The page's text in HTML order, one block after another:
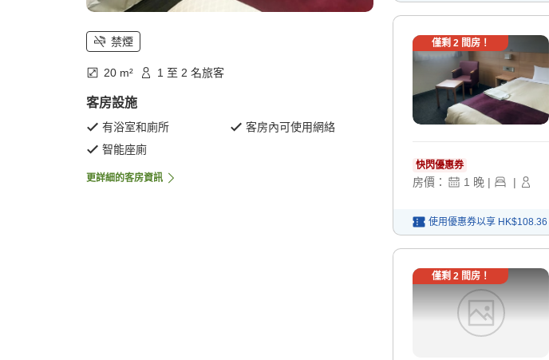
禁煙
20 m² 1 至 2 名旅客
客房設施
有浴室和廁所
客房內可使用網絡
智能座廁
更詳細的客房資訊
僅剩 2 間房！
快閃優惠券
房價： 1 晚 | |
使用優惠券以享 HK$108.36
僅剩 2 間房！